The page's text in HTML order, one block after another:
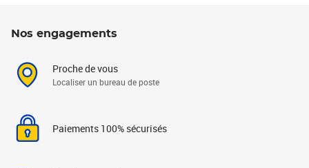
Nos engagements
Proche de vous
Localiser un bureau de poste
Paiements 100% sécurisés